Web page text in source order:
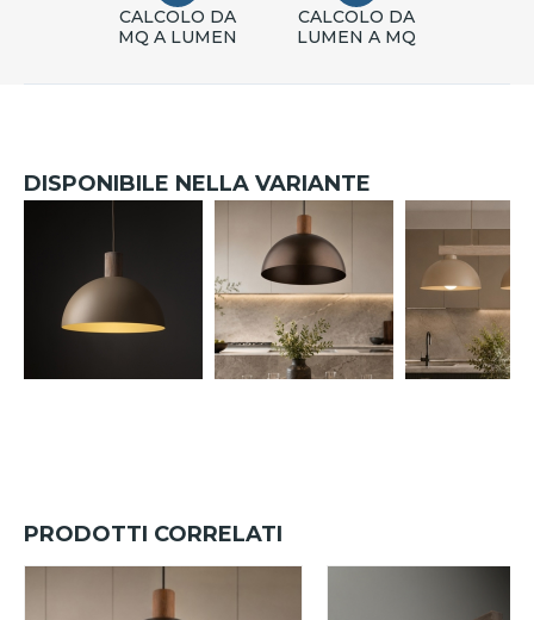
CALCOLO DA
MQ A LUMEN
CALCOLO DA
LUMEN A MQ
DISPONIBILE NELLA VARIANTE
PRODOTTI CORRELATI